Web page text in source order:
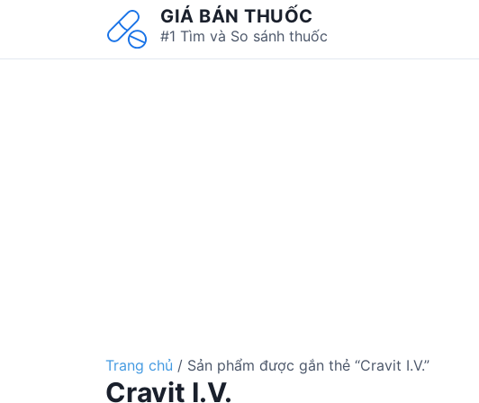
GIÁ BÁN THUỐC
#1 Tìm và So sánh thuốc
Trang chủ / Sản phẩm được gắn thẻ “Cravit I.V.”
Cravit I.V.